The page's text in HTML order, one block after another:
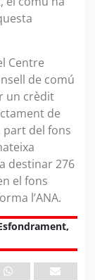
Centre
de comú
un crèdit
de
part del fons
destinar 276
el fons
l’ANA.
,